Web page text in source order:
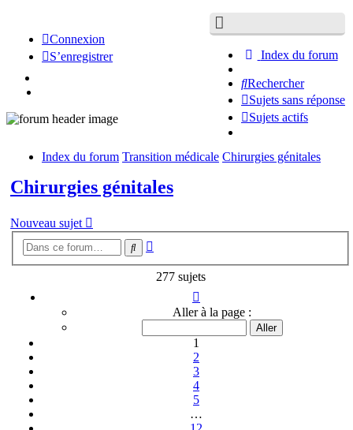
Index du forum
Rechercher
Sujets sans réponse
Sujets actifs
Connexion
S’enregistrer
Index du forum Transition médicale Chirurgies génitales
Chirurgies génitales
Nouveau sujet
Rechercher
277 sujets
1
sur
12
Aller à la page :
1
2
3
4
5
…